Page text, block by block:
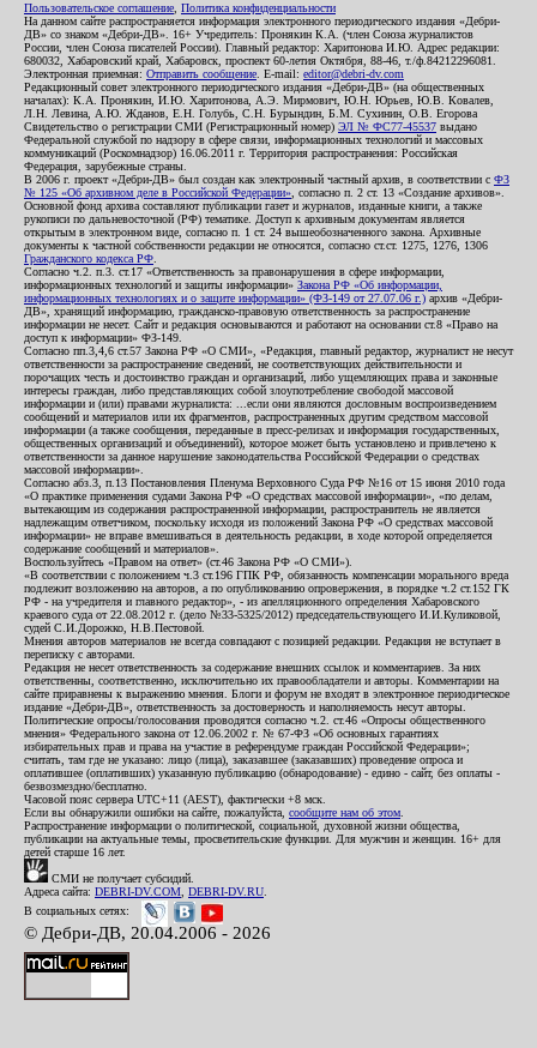
Пользовательское соглашение Политика конфиденциальности
На данном сайте распространяется информация электронного периодического издания «Дебри-
ДВ» со знаком «Дебри-ДВ». 16+ Учредитель: Пронякин К.А. (член Союза журналистов
России, член Союза писателей России). Главный редактор: Харитонова И.Ю. Адрес редакции:
680032, Хабаровский край, Хабаровск, проспект 60-летия Октября, 88-46, т./ф.84212296081.
Электронная приемная: Отправить сообщение . E-mail: editor@debri-dv.com
Редакционный совет электронного периодического издания «Дебри-ДВ» (на общественных
началах): К.А. Пронякин, И.Ю. Харитонова, А.Э. Мирмович, Ю.Н. Юрьев, Ю.В. Ковалев,
Л.Н. Левина, А.Ю. Жданов, Е.Н. Голубь, С.Н. Бурындин, Б.М. Сухинин, О.В. Егорова
Свидетельство о регистрации СМИ (Регистрационный номер) ЭЛ № ФС77-45537 выдано
Федеральной службой по надзору в сфере связи, информационных технологий и массовых
коммуникаций (Роскомнадзор) 16.06.2011 г. Территория распространения: Российская
Федерация, зарубежные страны.
В 2006 г. проект «Дебри-ДВ» был создан как электронный частный архив, в соответствии с ФЗ
№ 125 «Об архивном деле в Российской Федерации» , согласно п. 2 ст. 13 «Создание архивов».
Основной фонд архива составляют публикации газет и журналов, изданные книги, а также
рукописи по дальневосточной (РФ) тематике. Доступ к архивным документам является
открытым в электронном виде, согласно п. 1 ст. 24 вышеобозначенного закона. Архивные
документы к частной собственности редакции не относятся, согласно ст.ст. 1275, 1276, 1306
Гражданского кодекса РФ
Согласно ч.2. п.3. ст.17 «Ответственность за правонарушения в сфере информации,
информационных технологий и защиты информации» Закона РФ «Об информации,
информационных технологиях и о защите информации» (ФЗ-149 от 27.07.06 г.) архив «Дебри-
ДВ», хранящий информацию, гражданско-правовую ответственность за распространение
информации не несет. Сайт и редакция основываются и работают на основании ст.8 «Право на
доступ к информации» ФЗ-149.
Согласно пп.3,4,6 ст.57 Закона РФ «О СМИ», «Редакция, главный редактор, журналист не несут
ответственности за распространение сведений, не соответствующих действительности и
порочащих честь и достоинство граждан и организаций, либо ущемляющих права и законные
интересы граждан, либо представляющих собой злоупотребление свободой массовой
информации и (или) правами журналиста: ...если они являются дословным воспроизведением
сообщений и материалов или их фрагментов, распространенных другим средством массовой
информации (а также сообщения, переданные в пресс-релизах и информация государственных,
общественных организаций и объединений), которое может быть установлено и привлечено к
ответственности за данное нарушение законодательства Российской Федерации о средствах
массовой информации».
Согласно абз.3, п.13 Постановления Пленума Верховного Суда РФ №16 от 15 июня 2010 года
«О практике применения судами Закона РФ «О средствах массовой информации», «по делам,
вытекающим из содержания распространенной информации, распространитель не является
надлежащим ответчиком, поскольку исходя из положений Закона РФ «О средствах массовой
информации» не вправе вмешиваться в деятельность редакции, в ходе которой определяется
содержание сообщений и материалов».
Воспользуйтесь «Правом на ответ» (ст.46 Закона РФ «О СМИ»).
«В соответствии с положением ч.3 ст.196 ГПК РФ, обязанность компенсации морального вреда
подлежит возложению на авторов, а по опубликованию опровержения, в порядке ч.2 ст.152 ГК
РФ - на учредителя и главного редактор», - из апелляционного определения Хабаровского
краевого суда от 22.08.2012 г. (дело №33-5325/2012) председательствующего И.И.Куликовой,
судей С.И.Дорожко, Н.В.Пестовой.
Мнения авторов материалов не всегда совпадают с позицией редакции. Редакция не вступает в
переписку с авторами.
Редакция не несет ответственность за содержание внешних ссылок и комментариев. За них
ответственны, соответственно, исключительно их правообладатели и авторы. Комментарии на
сайте приравнены к выражению мнения. Блоги и форум не входят в электронное периодическое
издание «Дебри-ДВ», ответственность за достоверность и наполняемость несут авторы.
Политические опросы/голосования проводятся согласно ч.2. ст.46 «Опросы общественного
мнения» Федерального закона от 12.06.2002 г. № 67-ФЗ «Об основных гарантиях
избирательных прав и права на участие в референдуме граждан Российской Федерации»;
считать, там где не указано: лицо (лица), заказавшее (заказавших) проведение опроса и
оплатившее (оплативших) указанную публикацию (обнародование) - едино - сайт, без оплаты -
безвозмездно/бесплатно.
Часовой пояс сервера UTC+11 (AEST), фактически +8 мск.
Если вы обнаружили ошибки на сайте, пожалуйста, сообщите нам об этом
Распространение информации о политической, социальной, духовной жизни общества,
публикации на актуальные темы, просветительские функции. Для мужчин и женщин. 16+ для
детей старше 16 лет.
СМИ не получает субсидий.
Адреса сайта: DEBRI-DV.COM DEBRI-DV.RU
В социальных сетях:
© Дебри-ДВ, 20.04.2006 - 2026